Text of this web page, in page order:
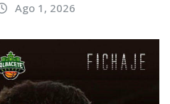
Ago 1, 2026